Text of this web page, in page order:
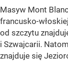
Masyw Mont
francusko-
od szczytu
i Szwajcarii.
znajduje się